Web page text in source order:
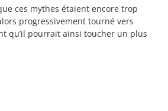
ces mythes étaient encore trop
progressivement tourné vers
qu’il pourrait ainsi toucher un plus